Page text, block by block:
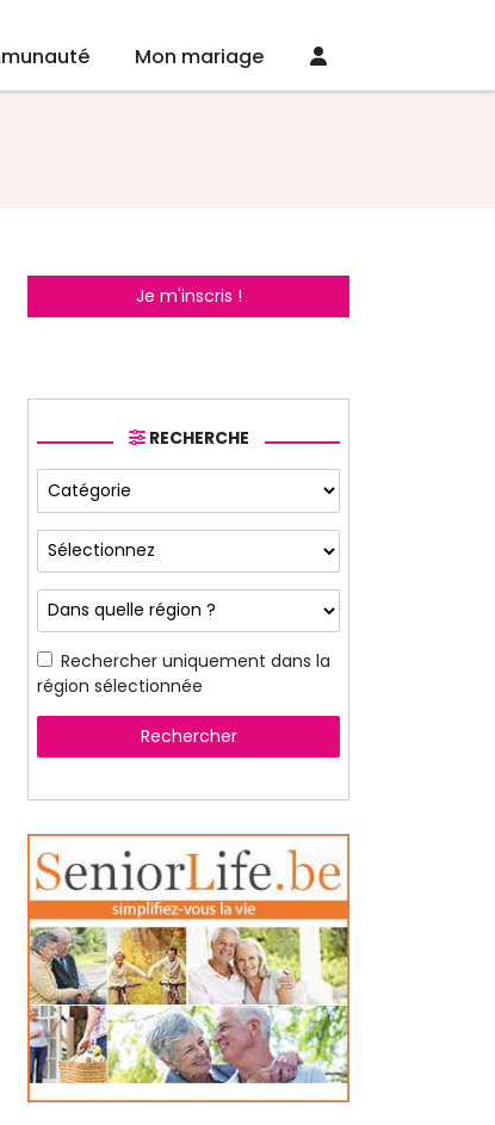
Mon mariage
Je m'inscris !
RECHERCHE
Rechercher uniquement dans la
région sélectionnée
Rechercher